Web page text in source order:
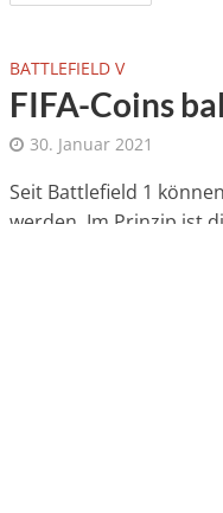
BATTLEFIELD V
FIFA-Coins
30. Januar 2021
Seit Battlefield 1
werden. Im Prinzip ist